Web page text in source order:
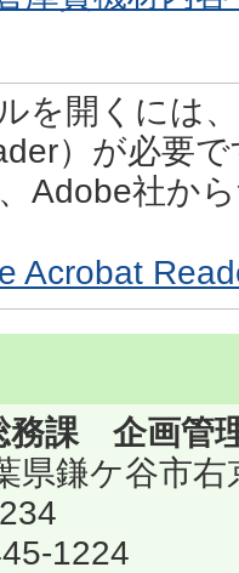
を開くには
）が必要
Adobe社か
Acrobat
課 企画管
鎌ケ谷市右
1224